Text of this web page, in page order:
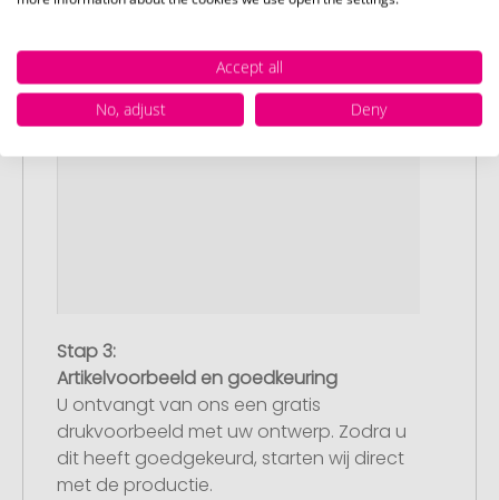
Stap 3:
Artikelvoorbeeld en goedkeuring
U ontvangt van ons een gratis
drukvoorbeeld met uw ontwerp. Zodra u
dit heeft goedgekeurd, starten wij direct
met de productie.
Accept all
No, adjust
Deny